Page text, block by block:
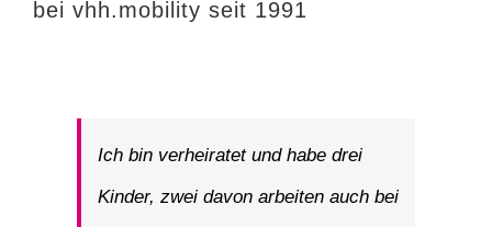
bei vhh.mobility seit 1991
Ich bin verheiratet und habe drei
Kinder, zwei davon arbeiten auch bei